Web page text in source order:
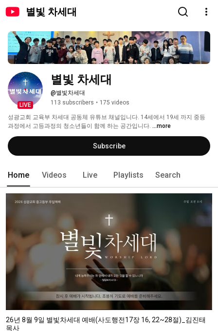
별빛 차세대
LIVE
별빛 차세대
@별빛차세대
113 subscribers • 175 videos
성광교회 교육부 차세대 공동체 유튜브 채널입니다. 14세에서 19세 까지 중등
과정에서 고등과정의 청소년들이 함께 하는 공간입니다. ...more
Subscribe
Home Videos Live Playlists Search
26년 8월 9일 별빛차세대 예배(사도행전17장 16, 22~28절)_김진태
목사